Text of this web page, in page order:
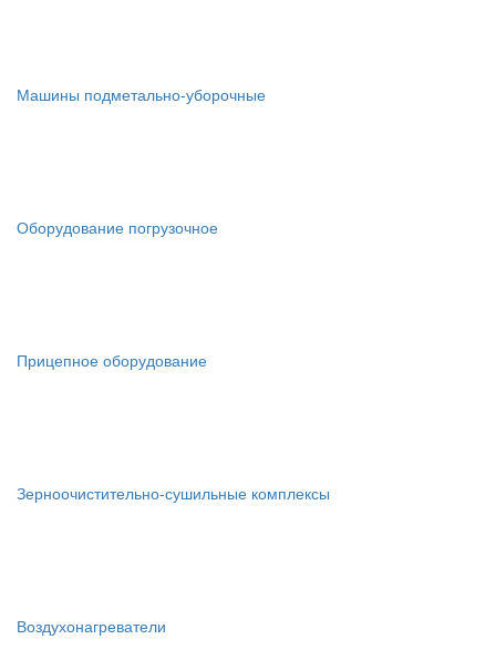
Машины подметально-уборочные
Оборудование погрузочное
Прицепное оборудование
Зерноочистительно-сушильные комплексы
Воздухонагреватели